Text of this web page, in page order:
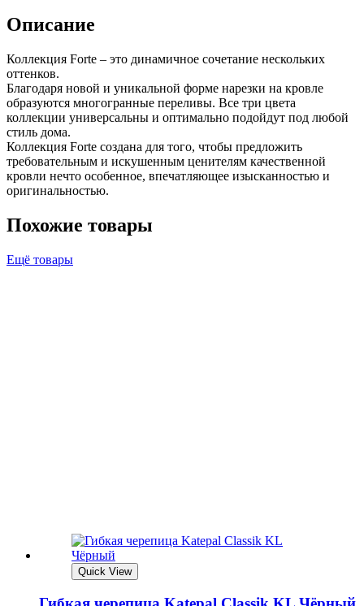
Описание
Коллекция Forte – это динамичное сочетание нескольких
оттенков.
Благодаря новой и уникальной форме нарезки на кровле
образуются многогранные переливы. Все три цвета
коллекции универсальны и оптимально подойдут под любой
стиль дома.
Коллекция Forte создана для того, чтобы предложить
требовательным и искушенным ценителям качественной
кровли нечто особенное, впечатляющее изысканностью и
оригинальностью.
Похожие товары
Ещё товары
Quick View